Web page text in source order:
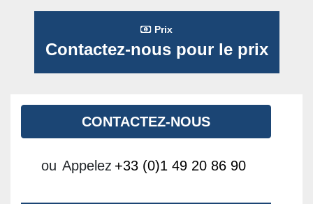
Prix
Contactez-nous pour le prix
CONTACTEZ-NOUS
ou Appelez +33 (0)1 49 20 86 90